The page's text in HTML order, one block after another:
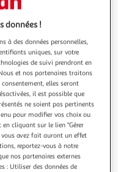
suivante
Midnight Black
221,33€
données !
à des données personnelles,
uniques, sur votre
de suivi prendront en
et nos partenaires traitons
elles seront
il est possible que
ne soient pas pertinents
pour modifier vos choix ou
cliquant sur le lien "Gérer
vous avez fait auront un effet
reportez-vous à notre
nos partenaires externes
: Utiliser des données de